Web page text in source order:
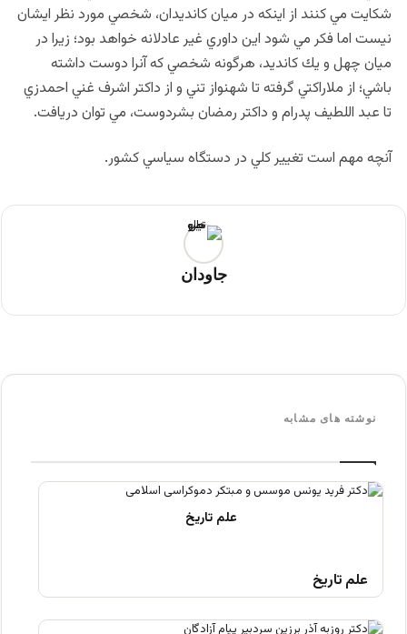
شكايت مي كنند از اينكه در ميان كانديدان، شخصي مورد نظر ايشان
نيست اما فكر مي شود اين داوري غير عادلانه خواهد بود؛ زيرا در
ميان چهل و يك كانديد، هرگونه شخصي كه آنرا دوست داشته
باشي؛ از ملاراكتي گرفته تا شهنواز تني و از داكتر اشرف غني احمدزي
تا عبد اللطيف پدرام و داكتر رمضان بشردوست، مي توان دريافت.
آنچه مهم است تغيير كلي در دستگاه سياسي كشور.
جاودان
نوشته های مشابه
علم تاریخ